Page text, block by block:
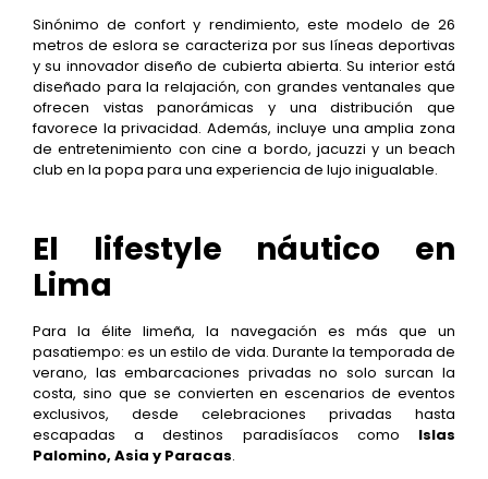
Sinónimo de confort y rendimiento, este modelo de 26
metros de eslora se caracteriza por sus líneas deportivas
y su innovador diseño de cubierta abierta. Su interior está
diseñado para la relajación, con grandes ventanales que
ofrecen vistas panorámicas y una distribución que
favorece la privacidad. Además, incluye una amplia zona
de entretenimiento con cine a bordo, jacuzzi y un beach
club en la popa para una experiencia de lujo inigualable.
El lifestyle náutico en
Lima
Para la élite limeña, la navegación es más que un
pasatiempo: es un estilo de vida. Durante la temporada de
verano, las embarcaciones privadas no solo surcan la
costa, sino que se convierten en escenarios de eventos
exclusivos, desde celebraciones privadas hasta
escapadas a destinos paradisíacos como Islas
Palomino, Asia y Paracas.